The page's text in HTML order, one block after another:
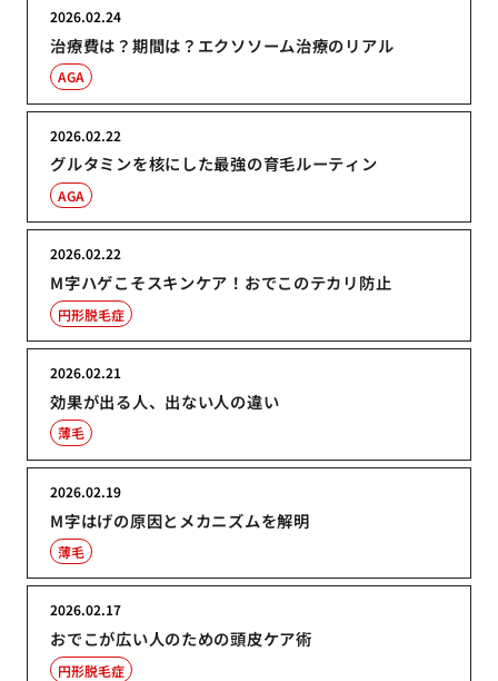
治療費は？期間は？エクソソーム治療のリアル
2026.02.24
AGA
グルタミンを核にした最強の育毛ルーティン
2026.02.22
AGA
M字ハゲこそスキンケア！おでこのテカリ防止
2026.02.22
円形脱毛症
効果が出る人、出ない人の違い
2026.02.21
薄毛
M字はげの原因とメカニズムを解明
2026.02.19
薄毛
おでこが広い人のための頭皮ケア術
2026.02.17
円形脱毛症